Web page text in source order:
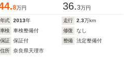
8万円 36.3万円
年式 2013年 走行 2.3万km
車検
車検整備付 修復
なし
保証
保証付 整備
法定整備付
住所
奈良県天理市